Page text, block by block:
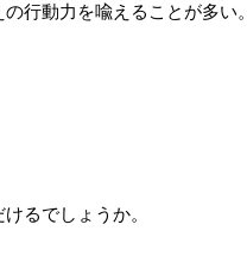
行動力を喩えることが多い。
るでしょうか。